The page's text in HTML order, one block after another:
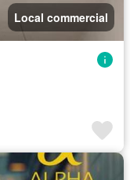
Local commercial